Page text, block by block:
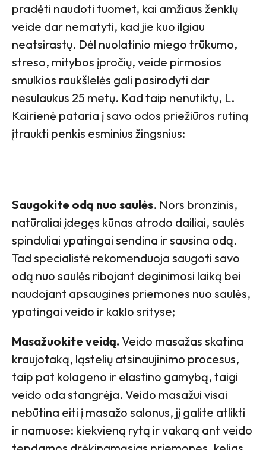
pradėti naudoti tuomet, kai amžiaus ženklų
veide dar nematyti, kad jie kuo ilgiau
neatsirastų. Dėl nuolatinio miego trūkumo,
streso, mitybos įpročių, veide pirmosios
smulkios raukšlelės gali pasirodyti dar
nesulaukus 25 metų. Kad taip nenutiktų, L.
Kairienė pataria į savo odos priežiūros rutiną
įtraukti penkis esminius žingsnius:
Saugokite odą nuo saulės. Nors bronzinis,
natūraliai įdegęs kūnas atrodo dailiai, saulės
spinduliai ypatingai sendina ir sausina odą.
Tad specialistė rekomenduoja saugoti savo
odą nuo saulės ribojant deginimosi laiką bei
naudojant apsaugines priemones nuo saulės,
ypatingai veido ir kaklo srityse;
Masažuokite veidą. Veido masažas skatina
kraujotaką, ląstelių atsinaujinimo procesus,
taip pat kolageno ir elastino gamybą, taigi
veido oda stangrėja. Veido masažui visai
nebūtina eiti į masažo salonus, jį galite atlikti
ir namuose: kiekvieną rytą ir vakarą ant veido